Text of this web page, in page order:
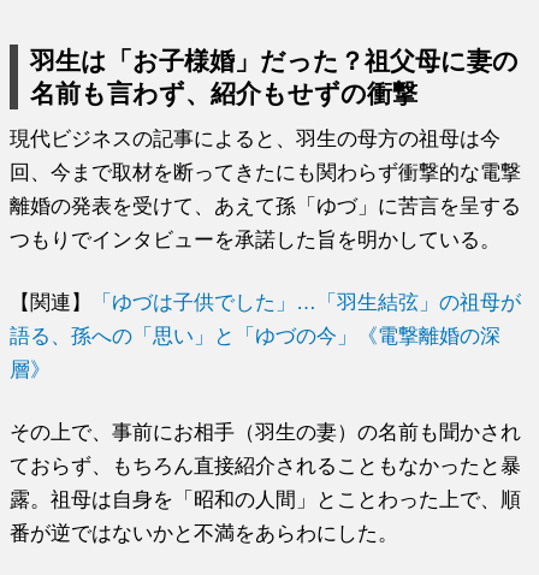
羽生は「お子様婚」だった？祖父母に妻の
名前も言わず、紹介もせずの衝撃
現代ビジネスの記事によると、羽生の母方の祖母は今
回、今まで取材を断ってきたにも関わらず衝撃的な電撃
離婚の発表を受けて、あえて孫「ゆづ」に苦言を呈する
つもりでインタビューを承諾した旨を明かしている。
【関連】
「ゆづは子供でした」…「羽生結弦」の祖母が
語る、孫への「思い」と「ゆづの今」《電撃離婚の深
層》
その上で、事前にお相手（羽生の妻）の名前も聞かされ
ておらず、もちろん直接紹介されることもなかったと暴
露。祖母は自身を「昭和の人間」とことわった上で、順
番が逆ではないかと不満をあらわにした。